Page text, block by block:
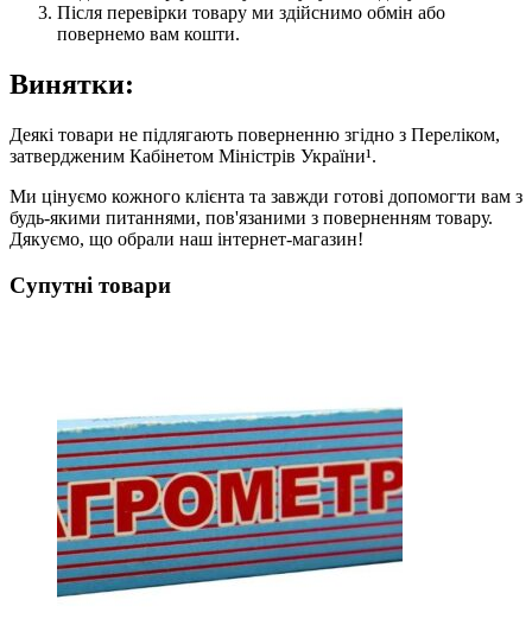
Після перевірки товару ми здійснимо обмін або
повернемо вам кошти.
Винятки:
Деякі товари не підлягають поверненню згідно з Переліком,
затвердженим Кабінетом Міністрів України¹.
Ми цінуємо кожного клієнта та завжди готові допомогти вам з
будь-якими питаннями, пов'язаними з поверненням товару.
Дякуємо, що обрали наш інтернет-магазин!
Супутні товари